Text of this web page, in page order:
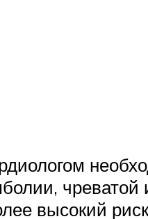
высокий